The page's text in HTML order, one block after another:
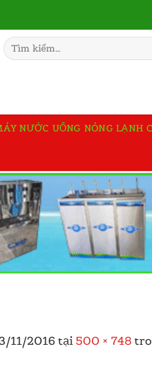
Tìm
kiếm:
NƯỚC UỐNG NÓNG LẠNH
11/2016 tại 500 × 748